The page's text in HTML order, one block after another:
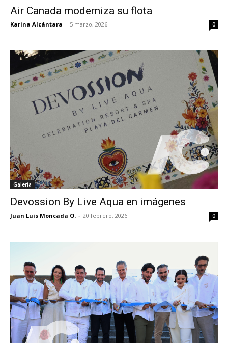
Air Canada moderniza su flota
Karina Alcántara - 5 marzo, 2026 0
Galería
Devossion By Live Aqua en imágenes
Juan Luis Moncada O. - 20 febrero, 2026 0